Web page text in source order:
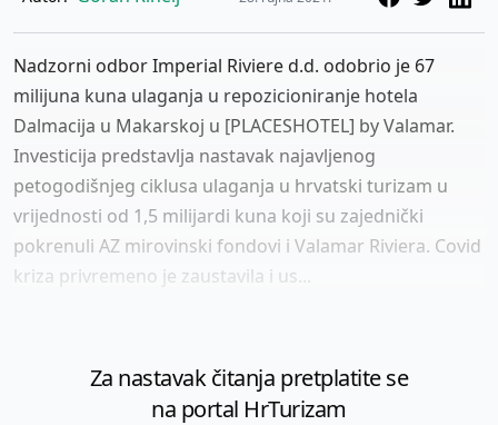
Nadzorni odbor Imperial Riviere d.d. odobrio je 67
milijuna kuna ulaganja u repozicioniranje hotela
Dalmacija u Makarskoj u [PLACESHOTEL] by Valamar.
Investicija predstavlja nastavak najavljenog
petogodišnjeg ciklusa ulaganja u hrvatski turizam u
vrijednosti od 1,5 milijardi kuna koji su zajednički
pokrenuli AZ mirovinski fondovi i Valamar Riviera. Covid
kriza privremeno je zaustavila i us...
Za nastavak čitanja pretplatite se
na portal HrTurizam